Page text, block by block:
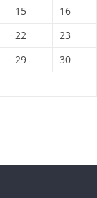
15
16
22
23
29
30